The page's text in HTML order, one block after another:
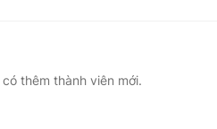
thêm thành viên mới.